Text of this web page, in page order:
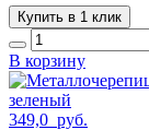
Купить в 1 клик
В корзину
349,0 руб.